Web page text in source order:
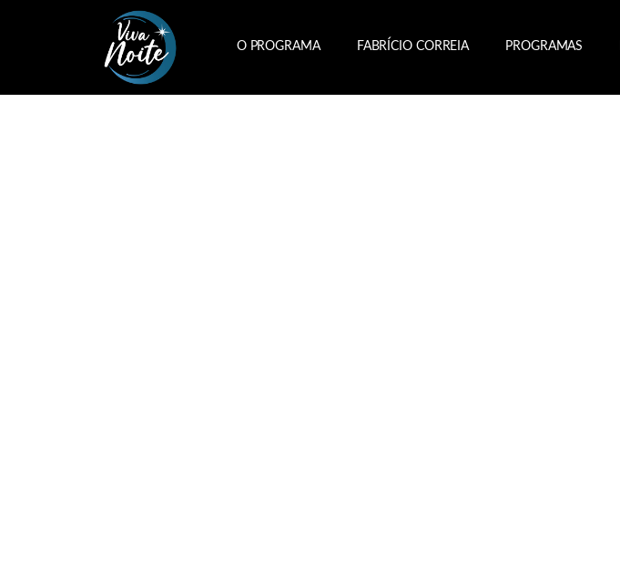
O PROGRAMA FABRÍCIO CORREIA PROGRAMAS